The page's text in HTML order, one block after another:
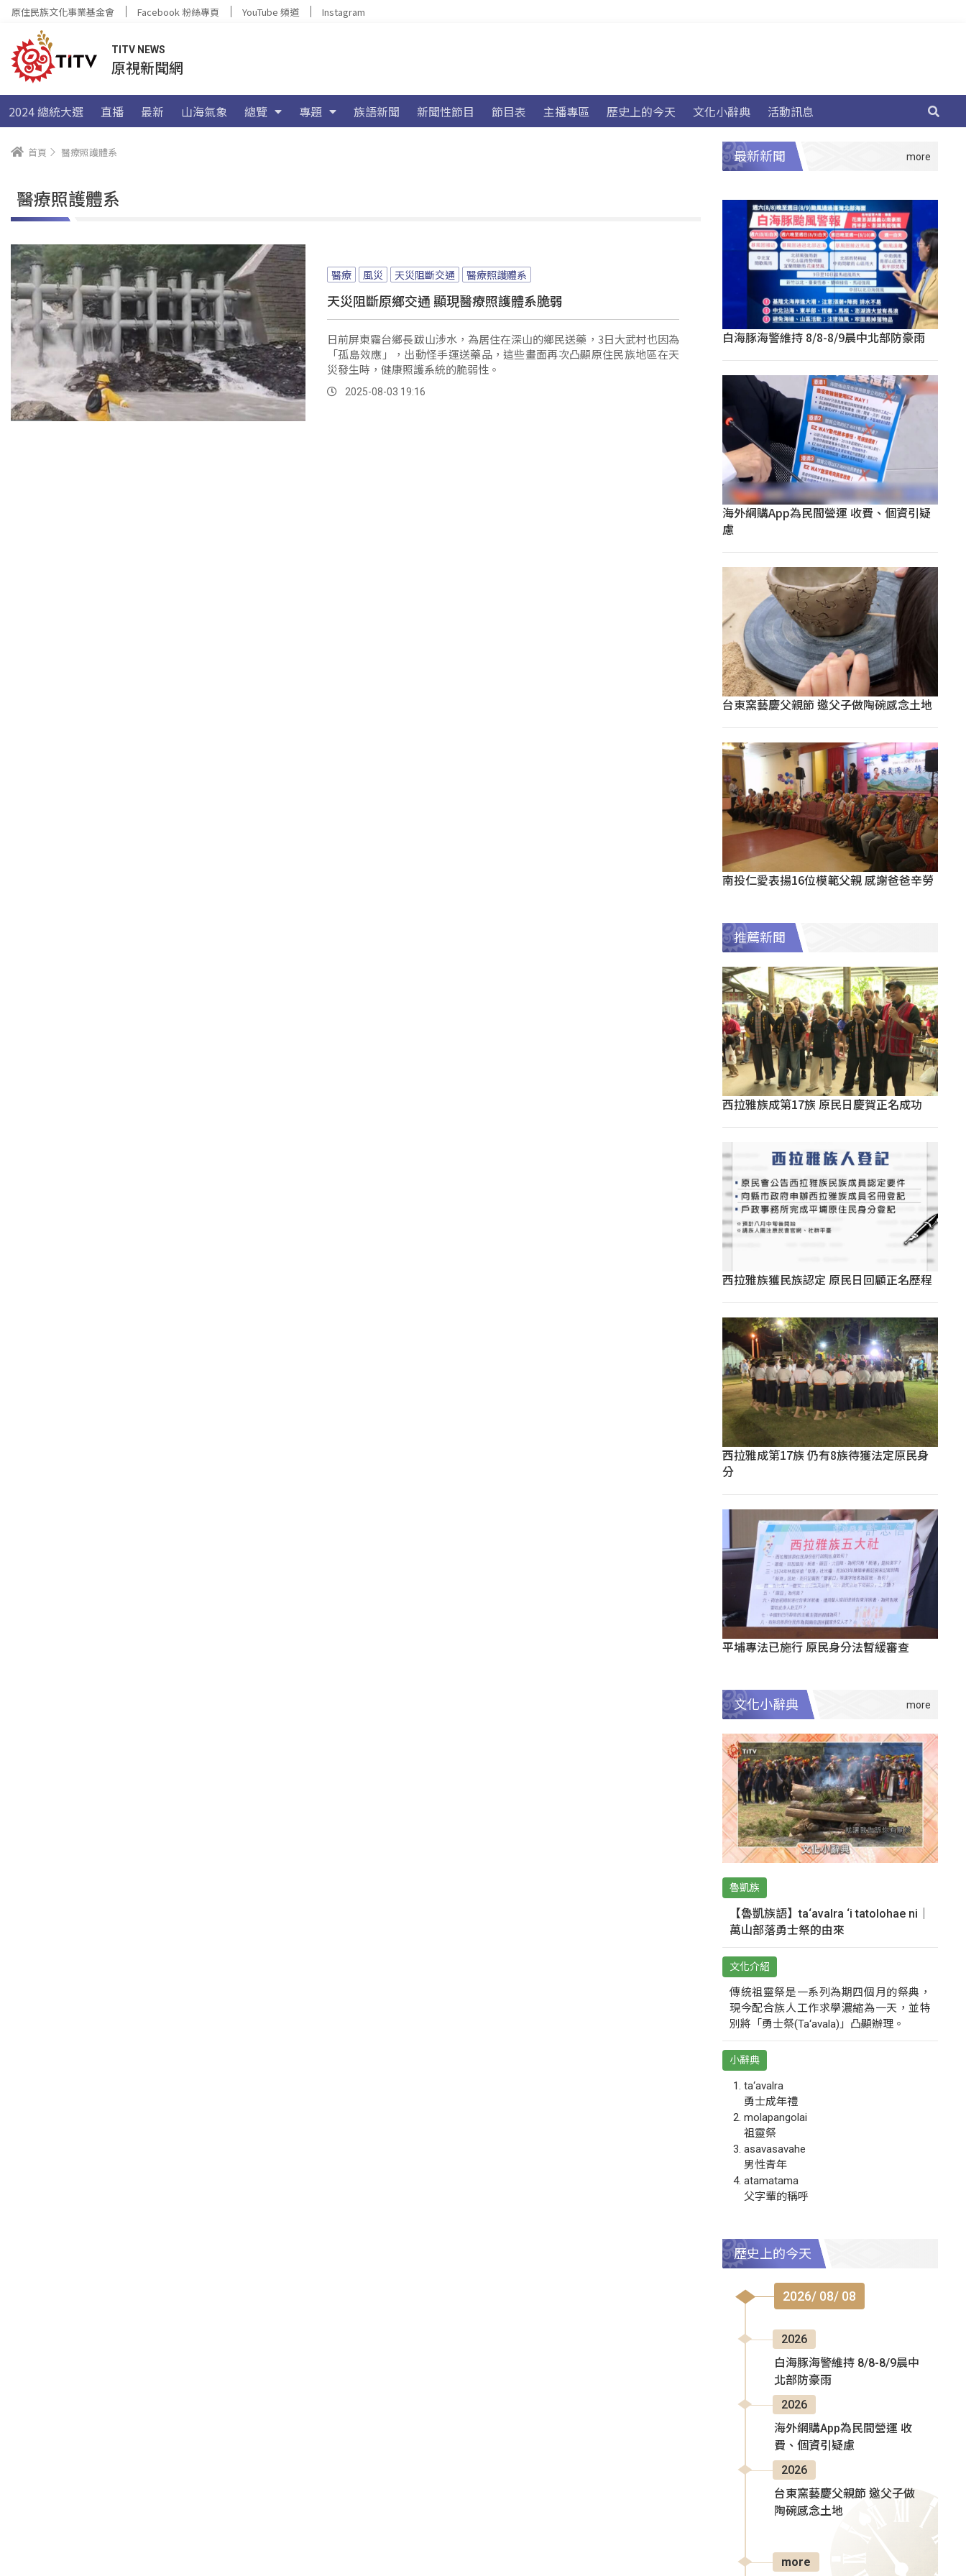
原住民族文化事業基金會 Facebook 粉絲專頁 YouTube 頻道 Instagram
TITV NEWS
原視新聞網
2024 總統大選 直播 最新 山海氣象 總覽 專題 族語新聞 新聞性節目 節目表 主播專區 歷史上的今天 文化小辭典 活動訊息
首頁 醫療照護體系
醫療照護體系
醫療 風災 天災阻斷交通 醫療照護體系
天災阻斷原鄉交通 顯現醫療照護體系脆弱
日前屏東霧台鄉長跋山涉水，為居住在深山的鄉民送藥，3日大武村也因為
「孤島效應」，出動怪手運送藥品，這些畫面再次凸顯原住民族地區在天
災發生時，健康照護系統的脆弱性。
2025-08-03 19:16
最新新聞
白海豚海警維持 8/8-8/9晨中北部防豪雨
海外網購App為民間營運 收費、個資引疑
慮
台東窯藝慶父親節 邀父子做陶碗感念土地
南投仁愛表揚16位模範父親 感謝爸爸辛勞
推薦新聞
西拉雅族成第17族 原民日慶賀正名成功
西拉雅族獲民族認定 原民日回顧正名歷程
西拉雅成第17族 仍有8族待獲法定原民身
分
平埔專法已施行 原民身分法暫緩審查
文化小辭典
魯凱族
【魯凱族語】ta‘avalra ‘i tatolohae ni｜
萬山部落勇士祭的由來
文化介紹
傳統祖靈祭是一系列為期四個月的祭典，
現今配合族人工作求學濃縮為一天，並特
別將「勇士祭(Ta‘avala)」凸顯辦理。
小辭典
ta‘avalra
勇士成年禮
molapangolai
祖靈祭
asavasavahe
男性青年
atamatama
父字輩的稱呼
歷史上的今天
2026/ 08/ 08
2026
白海豚海警維持 8/8-8/9晨中
北部防豪雨
2026
海外網購App為民間營運 收
費、個資引疑慮
2026
台東窯藝慶父親節 邀父子做
陶碗感念土地
more